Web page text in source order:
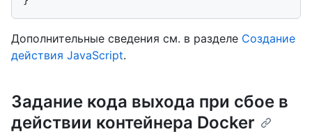
Дополнительные сведения см. в разделе Создание
действия JavaScript.
Задание кода выхода при сбое в
действии контейнера Docker